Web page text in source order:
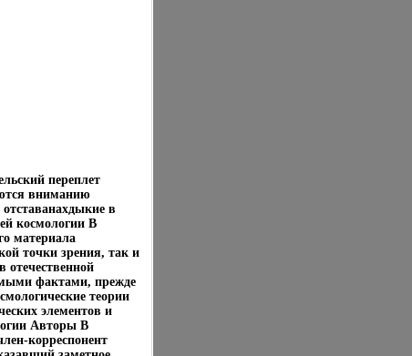
переплет
вниманию
в
космологии В
материала
точки зрения, так и
отечественной
фактами, прежде
теории
элементов и
Авторы В
корреспонент